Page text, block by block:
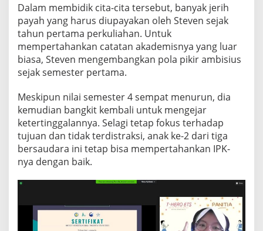
Dalam membidik cita-cita tersebut, banyak jerih
payah yang harus diupayakan oleh Steven sejak
tahun pertama perkuliahan. Untuk
mempertahankan catatan akademisnya yang luar
biasa, Steven mengembangkan pola pikir ambisius
sejak semester pertama.
Meskipun nilai semester 4 sempat menurun, dia
kemudian bangkit kembali untuk mengejar
ketertinggalannya. Selagi tetap fokus terhadap
tujuan dan tidak terdistraksi, anak ke-2 dari tiga
bersaudara ini tetap bisa mempertahankan IPK-
nya dengan baik.